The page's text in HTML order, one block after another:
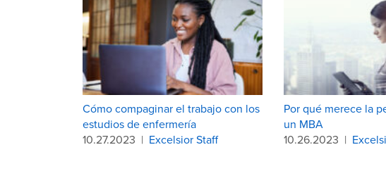
Cómo compaginar el trabajo con los
estudios de enfermería
10.27.2023 | Excelsior Staff
Por qué merece la
un MBA
10.26.2023 |